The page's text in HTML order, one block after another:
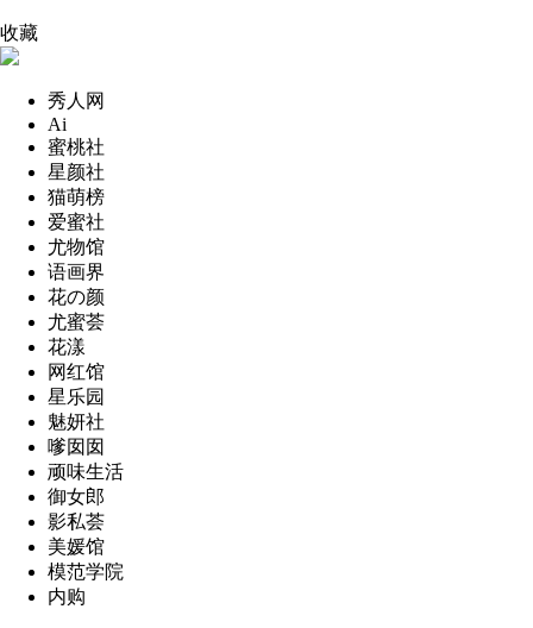
收藏
秀人网
Ai
蜜桃社
星颜社
猫萌榜
爱蜜社
尤物馆
语画界
花の颜
尤蜜荟
花漾
网红馆
星乐园
魅妍社
嗲囡囡
顽味生活
御女郎
影私荟
美媛馆
模范学院
内购